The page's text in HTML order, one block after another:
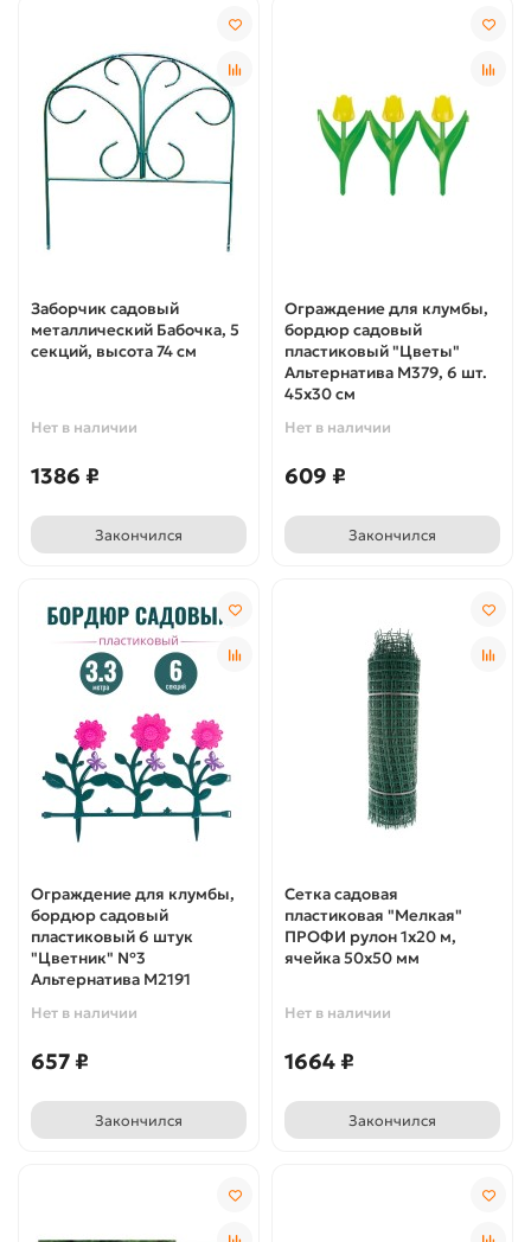
Заборчик садовый
металлический Бабочка, 5
секций, высота 74 см
Нет в наличии
1386 ₽
Закончился
Ограждение для клумбы,
бордюр садовый
пластиковый "Цветы"
Альтернатива М379, 6 шт.
45х30 см
Нет в наличии
609 ₽
Закончился
Ограждение для клумбы,
бордюр садовый
пластиковый 6 штук
"Цветник" №3
Альтернатива М2191
Нет в наличии
657 ₽
Закончился
Сетка садовая
пластиковая "Мелкая"
ПРОФИ рулон 1х20 м,
ячейка 50х50 мм
Нет в наличии
1664 ₽
Закончился